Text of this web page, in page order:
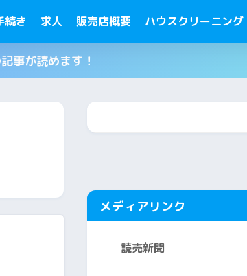
続き 求人 販売店概要 ハウスクリーニング
事が読めます！
メディアリンク
読売新聞